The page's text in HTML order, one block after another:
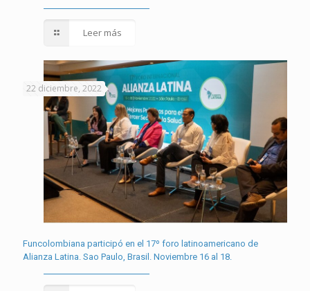
Leer más
22 diciembre, 2022
Funcolombiana participó en el 17º foro latinoamericano de
Alianza Latina. Sao Paulo, Brasil. Noviembre 16 al 18.